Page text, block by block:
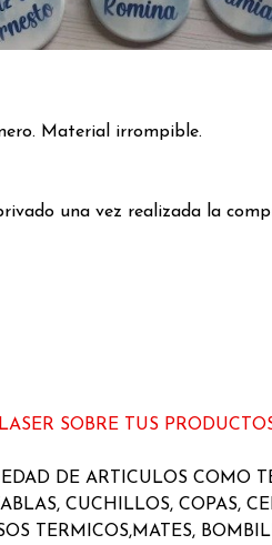
Material irrompible.
una vez realizada la
SOBRE TUS
DE ARTICULOS COMO
CUCHILLOS, COPAS,
TERMICOS,MATES,